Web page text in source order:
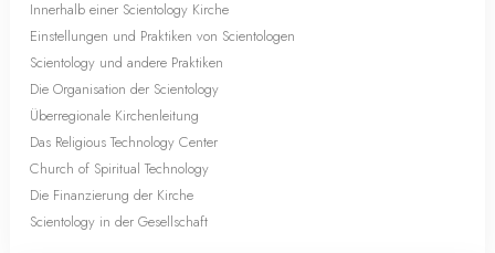
Innerhalb einer Scientology Kirche
Einstellungen und Praktiken von Scientologen
Scientology und andere Praktiken
Die Organisation der Scientology
Überregionale Kirchenleitung
Das Religious Technology Center
Church of Spiritual Technology
Die Finanzierung der Kirche
Scientology in der Gesellschaft